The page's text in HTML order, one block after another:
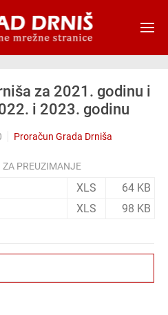
za 2021. godinu i
i 2023. godinu
Proračun Grada Drniša
ZA PREUZIMANJE
XLS
64 KB
XLS 98 KB